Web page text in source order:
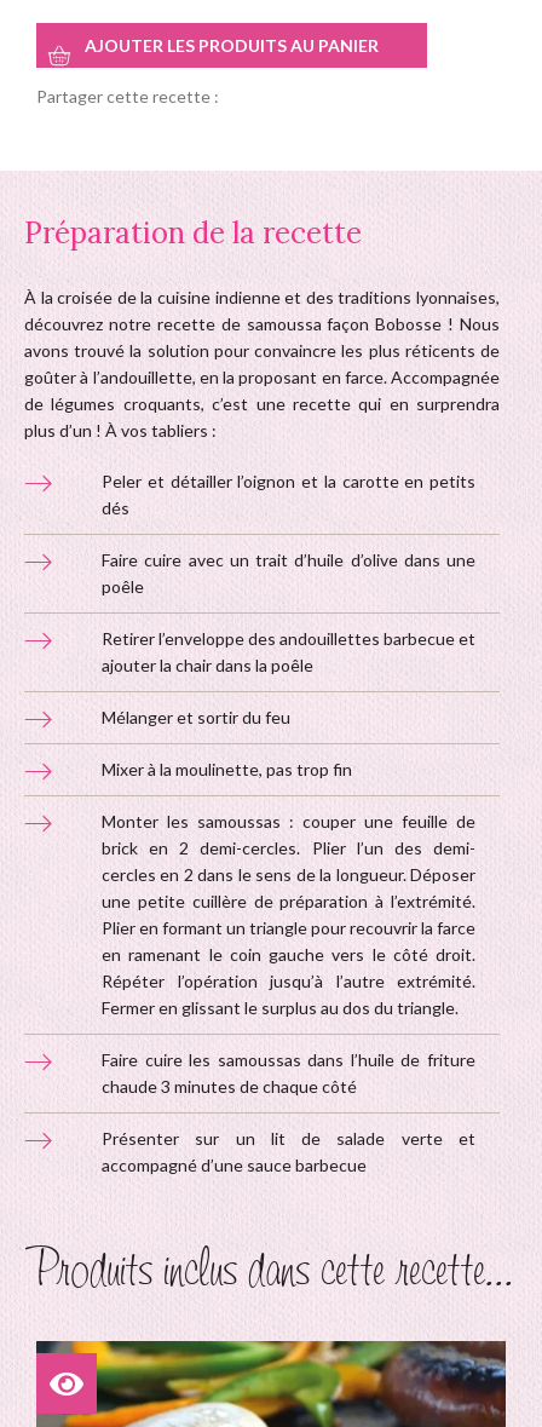
AJOUTER LES PRODUITS AU PANIER
Partager cette recette :
Préparation de la recette
À la croisée de la cuisine indienne et des traditions lyonnaises,
découvrez notre recette de samoussa façon Bobosse ! Nous
avons trouvé la solution pour convaincre les plus réticents de
goûter à l’andouillette, en la proposant en farce. Accompagnée
de légumes croquants, c’est une recette qui en surprendra
plus d’un ! À vos tabliers :
Peler et détailler l’oignon et la carotte en petits
dés
Faire cuire avec un trait d’huile d’olive dans une
poêle
Retirer l’enveloppe des andouillettes barbecue et
ajouter la chair dans la poêle
Mélanger et sortir du feu
Mixer à la moulinette, pas trop fin
Monter les samoussas : couper une feuille de
brick en 2 demi-cercles. Plier l’un des demi-
cercles en 2 dans le sens de la longueur. Déposer
une petite cuillère de préparation à l’extrémité.
Plier en formant un triangle pour recouvrir la farce
en ramenant le coin gauche vers le côté droit.
Répéter l’opération jusqu’à l’autre extrémité.
Fermer en glissant le surplus au dos du triangle.
Faire cuire les samoussas dans l’huile de friture
chaude 3 minutes de chaque côté
Présenter sur un lit de salade verte et
accompagné d’une sauce barbecue
Produits inclus dans cette recette...